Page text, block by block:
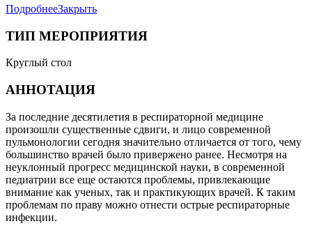
ПодробнееЗакрыть
ТИП МЕРОПРИЯТИЯ
Круглый стол
АННОТАЦИЯ
За последние десятилетия в респираторной медицине
произошли существенные сдвиги, и лицо современной
пульмонологии сегодня значительно отличается от того, чему
большинство врачей было привержено ранее. Несмотря на
неуклонный прогресс медицинской науки, в современной
педиатрии все еще остаются проблемы, привлекающие
внимание как ученых, так и практикующих врачей. К таким
проблемам по праву можно отнести острые респираторные
инфекции.